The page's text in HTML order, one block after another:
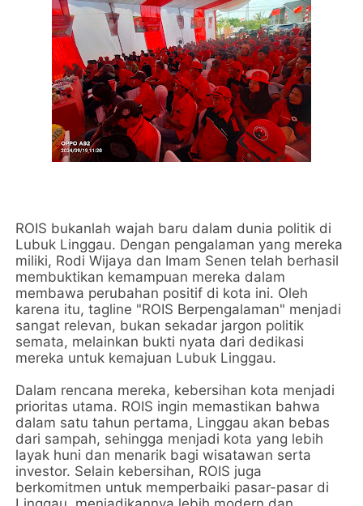
ROIS bukanlah wajah baru dalam dunia politik di
Lubuk Linggau. Dengan pengalaman yang mereka
miliki, Rodi Wijaya dan Imam Senen telah berhasil
membuktikan kemampuan mereka dalam
membawa perubahan positif di kota ini. Oleh
karena itu, tagline "ROIS Berpengalaman" menjadi
sangat relevan, bukan sekadar jargon politik
semata, melainkan bukti nyata dari dedikasi
mereka untuk kemajuan Lubuk Linggau.
Dalam rencana mereka, kebersihan kota menjadi
prioritas utama. ROIS ingin memastikan bahwa
dalam satu tahun pertama, Linggau akan bebas
dari sampah, sehingga menjadi kota yang lebih
layak huni dan menarik bagi wisatawan serta
investor. Selain kebersihan, ROIS juga
berkomitmen untuk memperbaiki pasar-pasar di